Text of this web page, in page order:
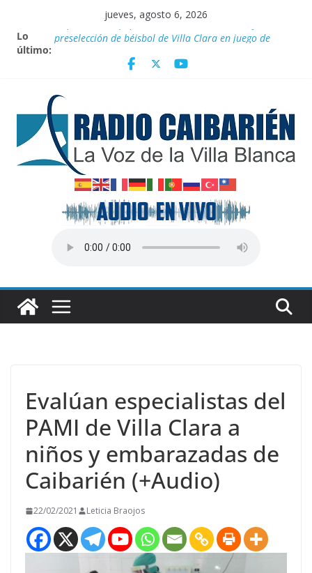
contenido
jueves, agosto 6, 2026
Lo
último:
Empatan los equipos Tiburones de Caibarién y la
Innovación desde la base
Agosto: Cuando la Tierra arde y el cielo se oscurece
Canciller cubano denuncia pretexto EEUU para
genocidio contra la isla
Evalúan especialistas del
PAMI de Villa Clara a
niños y embarazadas de
Caibarién (+Audio)
22/02/2021 Leticia Braojos